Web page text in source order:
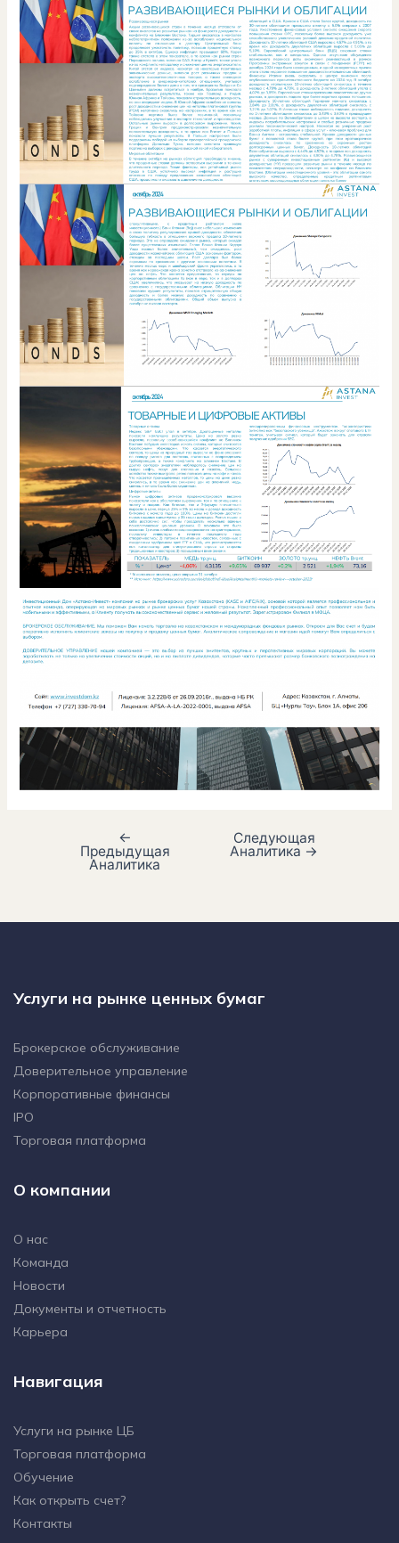
←
Предыдущая
Аналитика
Следующая
Аналитика →
Услуги на рынке ценных бумаг
Брокерское обслуживание
Доверительное управление
Корпоративные финансы
IPO
Торговая платформа
О компании
О нас
Команда
Новости
Документы и отчетность
Карьера
Навигация
Услуги на рынке ЦБ
Торговая платформа
Обучение
Как открыть счет?
Контакты